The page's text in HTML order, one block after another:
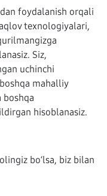
foydalanish orqali
texnologiyalari,
Siz,
uchinchi
mahalliy
boshqa
hisoblanasiz.
bo‘lsa, biz bilan